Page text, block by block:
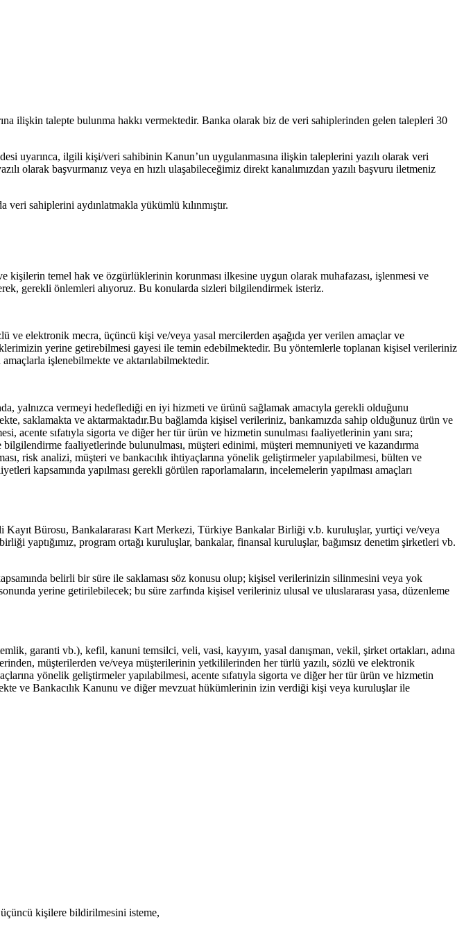
talepte bulunma hakkı vermektedir. Banka olarak biz de veri sahiplerinden gelen talepleri 30
uyarınca, ilgili kişi/veri sahibinin Kanun’un uygulanmasına ilişkin taleplerini yazılı olarak veri
olarak başvurmanız veya en hızlı ulaşabileceğimiz direkt kanalımızdan yazılı başvuru iletmeniz
sahiplerini aydınlatmakla yükümlü kılınmıştır.
temel hak ve özgürlüklerinin korunması ilkesine uygun olarak muhafazası, işlenmesi ve
gerekli önlemleri alıyoruz. Bu konularda sizleri bilgilendirmek isteriz.
elektronik mecra, üçüncü kişi ve/veya yasal mercilerden aşağıda yer verilen amaçlar ve
yerine getirebilmesi gayesi ile temin edebilmektedir. Bu yöntemlerle toplanan kişisel verileriniz
işlenebilmekte ve aktarılabilmektedir.
yalnızca vermeyi hedeflediği en iyi hizmeti ve ürünü sağlamak amacıyla gerekli olduğunu
saklamakta ve aktarmaktadır.Bu bağlamda kişisel verileriniz, bankamızda sahip olduğunuz ürün ve
sıfatıyla sigorta ve diğer her tür ürün ve hizmetin sunulması faaliyetlerinin yanı sıra;
faaliyetlerinde bulunulması, müşteri edinimi, müşteri memnuniyeti ve kazandırma
risk analizi, müşteri ve bankacılık ihtiyaçlarına yönelik geliştirmeler yapılabilmesi, bülten ve
kapsamında yapılması gerekli görülen raporlamaların, incelemelerin yapılması amaçları
Bürosu, Bankalararası Kart Merkezi, Türkiye Bankalar Birliği v.b. kuruluşlar, yurtiçi ve/veya
yaptığımız, program ortağı kuruluşlar, bankalar, finansal kuruluşlar, bağımsız denetim şirketleri vb.
belirli bir süre ile saklaması söz konusu olup; kişisel verilerinizin silinmesini veya yok
yerine getirilebilecek; bu süre zarfında kişisel verileriniz ulusal ve uluslararası yasa, düzenleme
garanti vb.), kefil, kanuni temsilci, veli, vasi, kayyım, yasal danışman, vekil, şirket ortakları, adına
müşterilerden ve/veya müşterilerinin yetkililerinden her türlü yazılı, sözlü ve elektronik
yönelik geliştirmeler yapılabilmesi, acente sıfatıyla sigorta ve diğer her tür ürün ve hizmetin
ve Bankacılık Kanunu ve diğer mevzuat hükümlerinin izin verdiği kişi veya kuruluşlar ile
kişilere bildirilmesini isteme,